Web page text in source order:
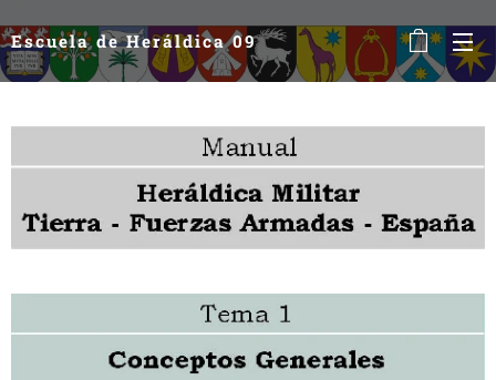
Escuela de Heráldica 09